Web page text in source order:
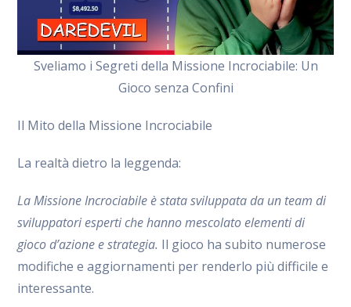
Sveliamo i Segreti della Missione Incrociabile: Un
Gioco senza Confini
Il Mito della Missione Incrociabile
La realtà dietro la leggenda:
La Missione Incrociabile è stata sviluppata da un team di
sviluppatori esperti che hanno mescolato elementi di
gioco d’azione e strategia. Il gioco ha subito numerose
modifiche e aggiornamenti per renderlo più difficile e
interessante.